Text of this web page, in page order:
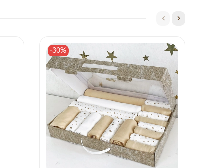
-30%